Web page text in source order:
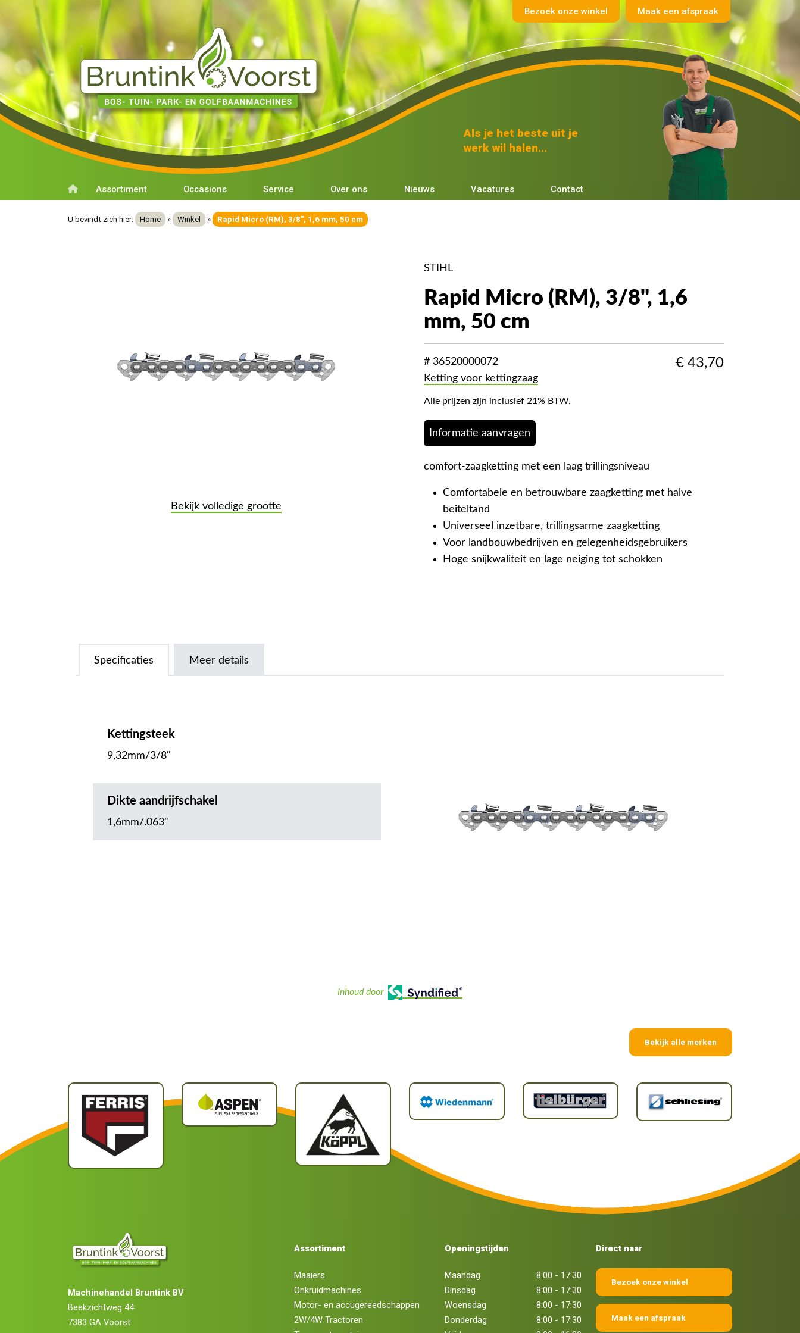
Bezoek onze winkel Maak een afspraak
Als je het beste uit je
werk wil halen...
Assortiment Occasions Service Over ons Nieuws Vacatures Contact
U bevindt zich hier: Home » Winkel » Rapid Micro (RM), 3/8", 1,6 mm, 50 cm
Bekijk volledige grootte
STIHL
Rapid Micro (RM), 3/8", 1,6
mm, 50 cm
# 36520000072
Ketting voor kettingzaag
€ 43,70
Alle prijzen zijn inclusief 21% BTW.
Informatie aanvragen
comfort-zaagketting met een laag trillingsniveau
Comfortabele en betrouwbare zaagketting met halve
beiteltand
Universeel inzetbare, trillingsarme zaagketting
Voor landbouwbedrijven en gelegenheidsgebruikers
Hoge snijkwaliteit en lage neiging tot schokken
Specificaties Meer details
Kettingsteek
9,32mm/3/8"
Dikte aandrijfschakel
1,6mm/.063"
Inhoud door
Bekijk alle merken
Machinehandel Bruntink BV
Beekzichtweg 44
7383 GA Voorst
Assortiment
Maaiers
Onkruidmachines
Motor- en accugereedschappen
2W/4W Tractoren
Openingstijden
Maandag
8:00 - 17:30
Dinsdag
8:00 - 17:30
Woensdag
8:00 - 17:30
Donderdag
8:00 - 17:30
Direct naar
Bezoek onze winkel
Maak een afspraak